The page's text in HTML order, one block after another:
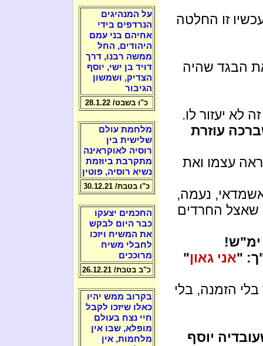
זו החלטה
הבגד שהיה
לא יעזור לו.
עוזרת
עצמו ואת
נעמה,
שאצל החרדים
ימ"ש!
"אני גאון"
הזמנה, בלי
יוסף
על המנהיגים
הנרדפים בידי
אחיהם בני עמם
היהודים, החל
ממשה רבנו, דרך
דויד בן ישי, יוסף
הצדיק, ושמשון
הגיבור
כ"ו בשבט/ 28.1.22
מלחמת עולם
שלישית בין
רוסיה לאוקראינה
מתקרבת ביוזמת
נשיא רוסיה, פוטין
כ"ו בטבת/ 30.12.21
החכמים יצעקו
כבר היום לבקש
את המשיח ויזכו
לחבלי משיח
מרוככים
כ"ב בטבת/ 26.12.21
בקרוב ממש יהיו
כאלו שיזכו לקבל
חיי נצח בעולם
מופלא, שבו אין
מלחמות, אין